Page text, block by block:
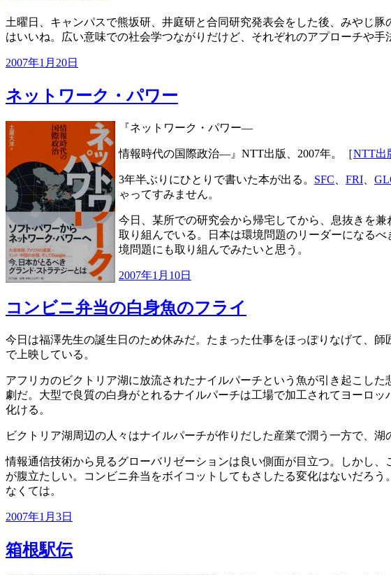
土曜日、キャンパスで熊坂研、井庭研と合同研究発表会をした後、みやじ
はいいね。広い意味での社会学つながりだけど、それぞれのアプローチや
投
日:
2007年1月20日
ネットワーク・パワー
『ネットワーク・パワー—
情報時代の国際政治—』NTT出版、2007年。［NTT出
3年半ぶりにひとりで書いた本が出る。 SFC FRI
ゃってすみません。
今日、某所での研究会から帰宅してから、息抜きを兼
取り組んでいる。日本は環境問題のリーダーになる
境問題にも取り組んでみたいと思う。
投
日:
2007年1月10日
コンビニ弁当の白身魚のフライ
今日は福澤先生の誕生日のため休みだ。たまった仕事をほっぽりなげて、
で上映している。
アフリカのビクトリア湖に放流されたナイルパーチという魚が引き起こし
劇だ。大型で良質の白身がとれるナイルパーチは工場で加工されてヨーロ
化ける。
ビクトリア湖周辺の人々はナイルパーチが作りだした産業で潤う一方で、
情報通信技術から見るグローバリゼーションは良い側面が目立つ。しかし
が腹立たしい。コンビニ弁当をボイコットしてもさしたる変化はないだろ
なくては。
投
日:
2007年1月3日
箱根駅伝